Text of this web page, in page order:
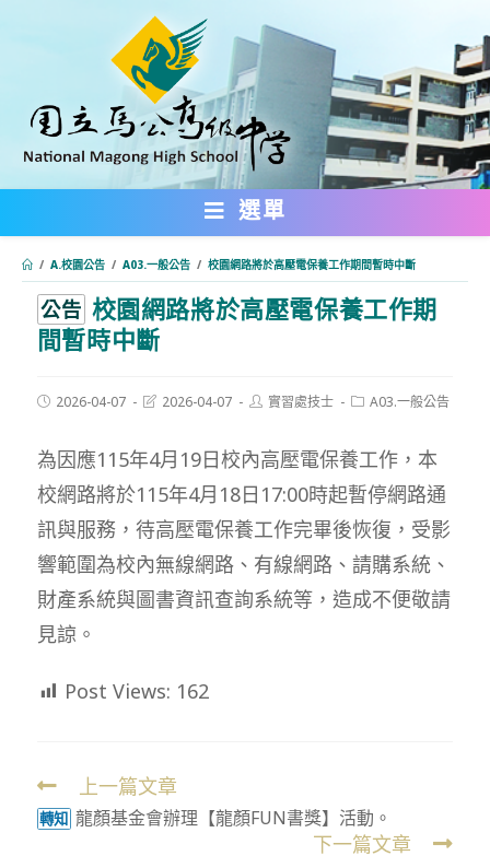
內
選單
/ A.校園公告 / A03.一般公告 / 校園網路將於高壓電保養工作期間暫時中斷
公告 校園網路將於高壓電保養工作期
間暫時中斷
Post2026-04-07
Post2026-04-07
Post實習處技士
PostA03.一般公告
為因應115年4月19日校內高壓電保養工作，本
校網路將於115年4月18日17:00時起暫停網路通
訊與服務，待高壓電保養工作完畢後恢復，受影
響範圍為校內無線網路、有線網路、請購系統、
財產系統與圖書資訊查詢系統等，造成不便敬請
見諒。
Post Views: 162
Read
more
上一篇文章
轉知 龍顏基金會辦理【龍顏FUN書獎】活動。
下一篇文章